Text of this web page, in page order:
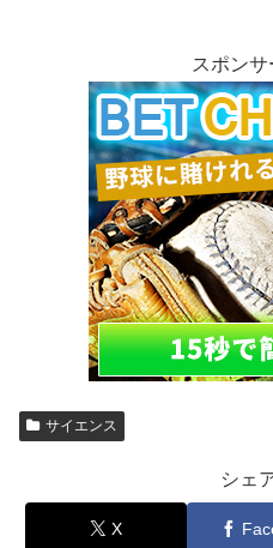
スポンサ
サイエンス
シェ
X